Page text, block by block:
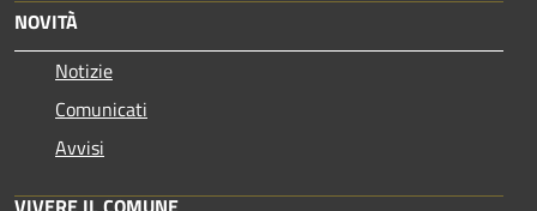
NOVITÀ
Notizie
Comunicati
Avvisi